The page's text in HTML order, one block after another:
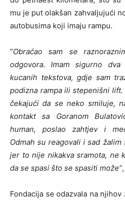
mu je put olakšan zahvaljujući
autobusima koji imaju rampu.
“Obraćao sam se
odgovora. Imam sigurno
kucanih tekstova, gdje sam
podizna rampa ili stepenišni
čekajući da se neko smiluje,
kontakt sa Goranom
human, poslao zahtjev i
Odmah su reagovali i sad
jer to nije nikakva sramota, ne
da se spasi što se spasiti može”
Fondacija se odazvala na